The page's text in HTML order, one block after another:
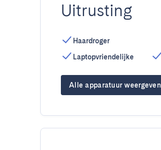
Uitrusting
Haardroger
Laptopvriendelijke
Alle apparatuur weergeven